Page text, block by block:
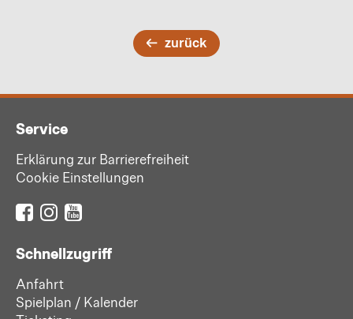
zurück
Service
Erklärung zur Barrierefreiheit
Cookie Einstellungen
Schnellzugriff
Anfahrt
Spielplan / Kalender